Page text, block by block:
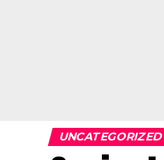
UNCATEGORIZED